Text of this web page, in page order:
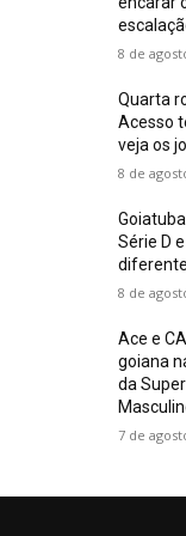
8 de
Quarta
Acesso
veja os
8 de
Série D
diferente
8 de
Ace e
goiana
da
7 de